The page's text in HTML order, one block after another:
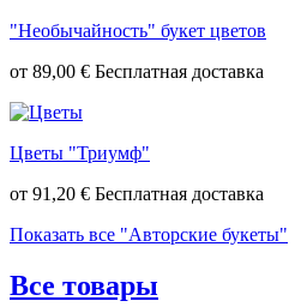
"Необычайность" букет цветов
от 89,00 €
Цветы "Триумф"
от 91,20 €
Показать все "Авторские букеты"
Все товары